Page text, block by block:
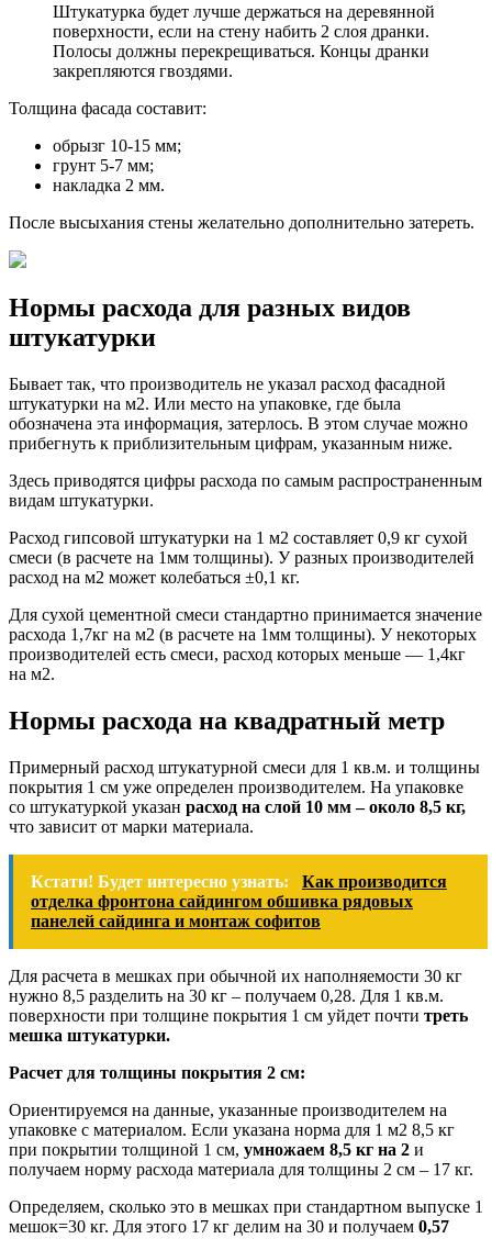
Штукатурка будет лучше держаться на деревянной
поверхности, если на стену набить 2 слоя дранки.
Полосы должны перекрещиваться. Концы дранки
закрепляются гвоздями.
Толщина фасада составит:
обрызг 10-15 мм;
грунт 5-7 мм;
накладка 2 мм.
После высыхания стены желательно дополнительно затереть.
Нормы расхода для разных видов
штукатурки
Бывает так, что производитель не указал расход фасадной
штукатурки на м2. Или место на упаковке, где была
обозначена эта информация, затерлось. В этом случае можно
прибегнуть к приблизительным цифрам, указанным ниже.
Здесь приводятся цифры расхода по самым распространенным
видам штукатурки.
Расход гипсовой штукатурки на 1 м2 составляет 0,9 кг сухой
смеси (в расчете на 1мм толщины). У разных производителей
расход на м2 может колебаться ±0,1 кг.
Для сухой цементной смеси стандартно принимается значение
расхода 1,7кг на м2 (в расчете на 1мм толщины). У некоторых
производителей есть смеси, расход которых меньше — 1,4кг
на м2.
Нормы расхода на квадратный метр
Примерный расход штукатурной смеси для 1 кв.м. и толщины
покрытия 1 см уже определен производителем. На упаковке
со штукатуркой указан расход на слой 10 мм – около 8,5 кг,
что зависит от марки материала.
Кстати! Будет интересно узнать:
Как производится
отделка фронтона сайдингом обшивка рядовых
панелей сайдинга и монтаж софитов
Для расчета в мешках при обычной их наполняемости 30 кг
нужно 8,5 разделить на 30 кг – получаем 0,28. Для 1 кв.м.
поверхности при толщине покрытия 1 см уйдет почти треть
мешка штукатурки.
Расчет для толщины покрытия 2 см:
Ориентируемся на данные, указанные производителем на
упаковке с материалом. Если указана норма для 1 м2 8,5 кг
при покрытии толщиной 1 см, умножаем 8,5 кг на 2 и
получаем норму расхода материала для толщины 2 см – 17 кг.
Определяем, сколько это в мешках при стандартном выпуске 1
мешок=30 кг. Для этого 17 кг делим на 30 и получаем 0,57